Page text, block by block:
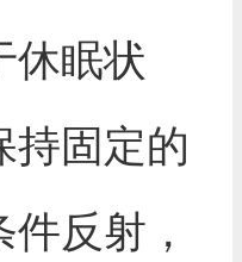
休眠状
持固定的
反射，